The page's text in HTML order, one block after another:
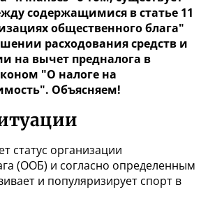
содержащимися в статье 11
общественного блага"
расходования средств и
на вычет предналога в
"О налоге на
Объясняем!
статус организации
(ООБ) и согласно определенным
и популяризирует спорт в